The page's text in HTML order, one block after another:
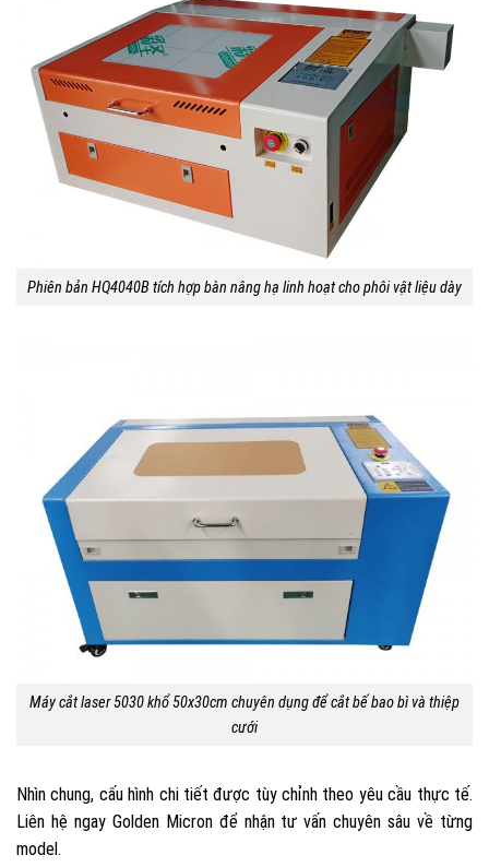
Phiên bản HQ4040B tích hợp bàn nâng hạ linh hoạt cho phôi vật liệu dày
Máy cắt laser 5030 khổ 50x30cm chuyên dụng để cắt bế bao bì và thiệp
cưới
Nhìn chung, cấu hình chi tiết được tùy chỉnh theo yêu cầu thực tế.
Liên hệ ngay Golden Micron để nhận tư vấn chuyên sâu về từng
model.